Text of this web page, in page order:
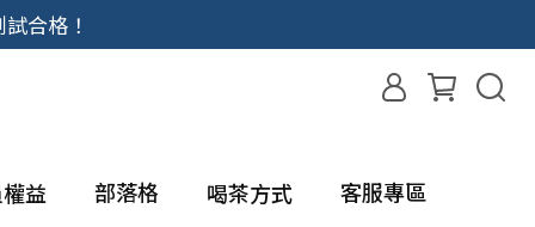
合格！
益 部落格 喝茶方式 客服專區